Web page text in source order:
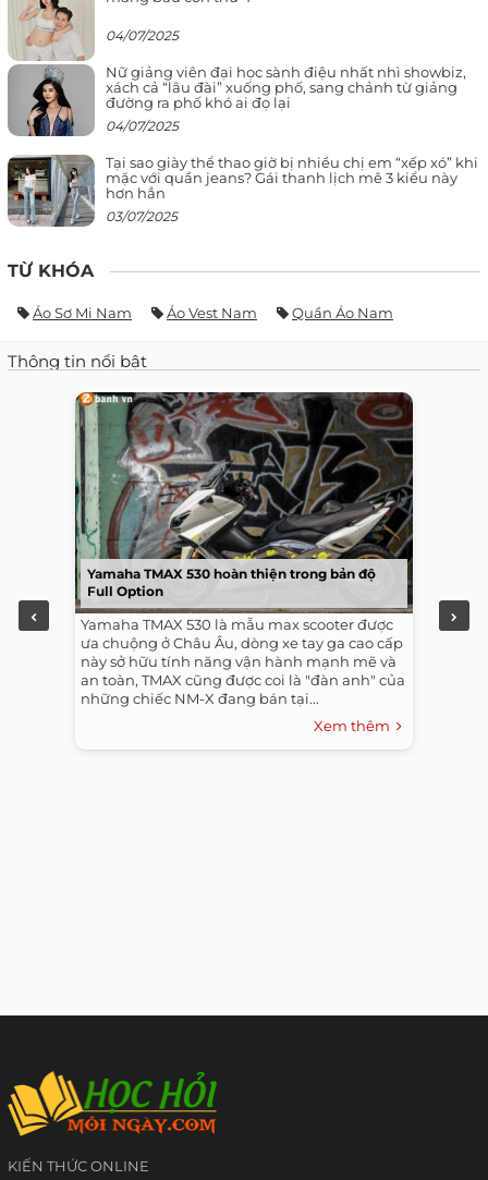
04/07/2025
Nữ giảng viên đại học sành điệu nhất nhì showbiz,
xách cả “lâu đài” xuống phố, sang chảnh từ giảng
đường ra phố khó ai đọ lại
04/07/2025
Tại sao giày thể thao giờ bị nhiều chị em “xếp xó” khi
mặc với quần jeans? Gái thanh lịch mê 3 kiểu này
hơn hẳn
03/07/2025
TỪ KHÓA
Áo Sơ Mi Nam Áo Vest Nam Quần Áo Nam
Thông tin nổi bật
Yamaha TMAX 530 hoàn thiện trong bản độ
Full Option
Yamaha TMAX 530 là mẫu max scooter được
ưa chuộng ở Châu Âu, dòng xe tay ga cao cấp
này sở hữu tính năng vận hành mạnh mẽ và
an toàn, TMAX cũng được coi là "đàn anh" của
những chiếc NM-X đang bán tại...
Xem thêm
KIẾN THỨC ONLINE